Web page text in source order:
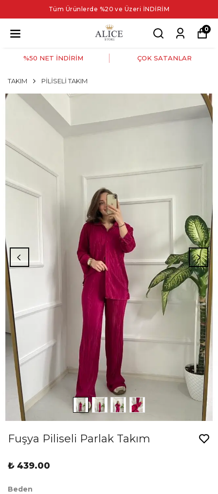
Tüm Ürünlerde %20 ve Üzeri İNDİRİM
0
%50 NET İNDİRİM ÇOK SATANLAR
TAKIM PİLİSELİ TAKIM
Fuşya Piliseli Parlak Takım
₺ 439.00
Beden